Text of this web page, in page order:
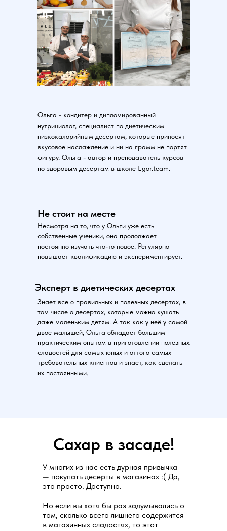
Несмотря на то, что у Ольги уже есть
собственные ученики, она продолжает
постоянно изучать что-то новое. Регулярно
повышает квалификацию и экспериментирует.
Знает все о правильных и полезных десертах, в
том числе о десертах, которые можно кушать
даже маленьким детям. А так как у неё у самой
двое малышей, Ольга обладает большим
практическим опытом в приготовлении полезных
сладостей для самых юных и оттого самых
требовательных клиентов и знает, как сделать
их постоянными.
Не стоит на месте
Эксперт в диетических десертах
Ольга - кондитер и дипломированный
нутрициолог, специалист по диетическим
низкокалорийным десертам, которые приносят
вкусовое наслаждение и ни на грамм не портят
фигуру. Ольга - автор и преподаватель курсов
по здоровым десертам в школе Egor.team.
Сахар в засаде!
У многих из нас есть дурная привычка
— покупать десерты в магазинах :( Да,
это просто. Доступно.
Но если вы хотя бы раз задумывались о
том, сколько всего лишнего содержится
в магазинных сладостях, то этот